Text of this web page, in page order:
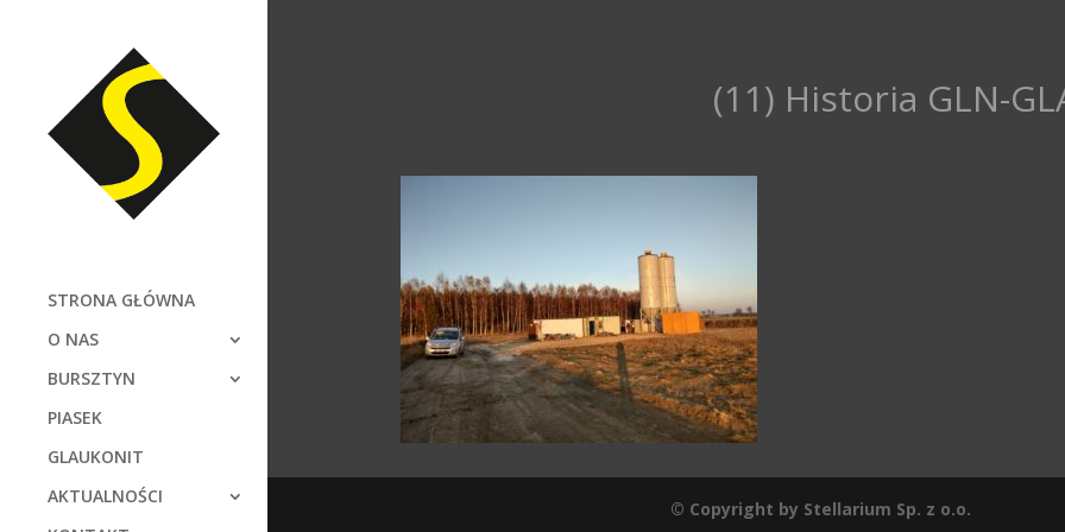
STRONA GŁÓWNA
O NAS
BURSZTYN
PIASEK
GLAUKONIT
AKTUALNOŚCI
(11) Historia GLN-
© Copyright by Stellarium Sp. z o.o.